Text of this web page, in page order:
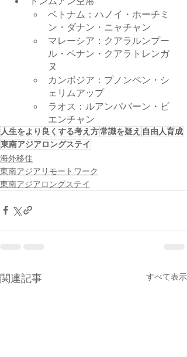
ベトナム：ハノイ・ホーチミ
ン・ダナン・ニャチャン
マレーシア：クアラルンプー
ル・ペナン・クアラトレンガ
ヌ
カンボジア：プノンペン・シ
ェリムアップ
ラオス：ルアンパバーン・ビ
エンチャン
人生をより良くする考え方常識を疑え 自由人育成
東南アジアロングステイ
海外移住
東南アジアリモートワーク
東南アジアロングステイ
関連記事 すべて表示